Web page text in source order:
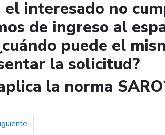
el interesado no
de ingreso al
puede el
la solicitud?
la norma